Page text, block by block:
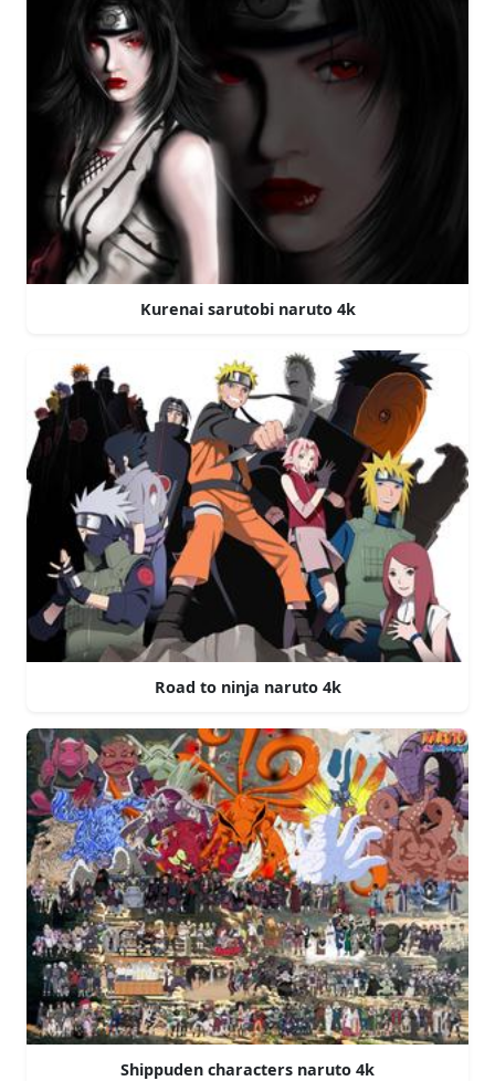
Kurenai sarutobi naruto 4k
Road to ninja naruto 4k
Shippuden characters naruto 4k